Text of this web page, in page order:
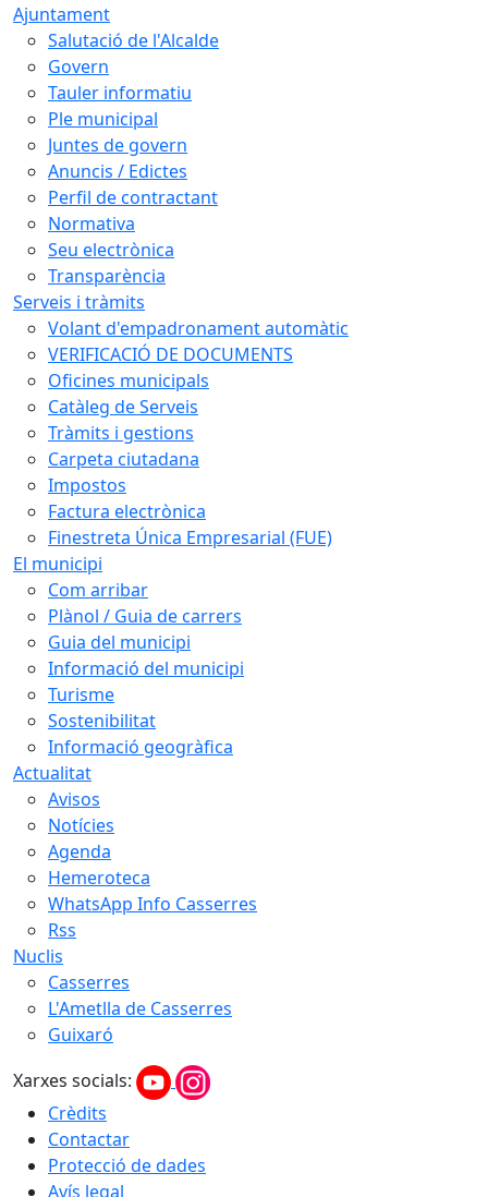
Ajuntament
Salutació de l'Alcalde
Govern
Tauler informatiu
Ple municipal
Juntes de govern
Anuncis / Edictes
Perfil de contractant
Normativa
Seu electrònica
Transparència
Serveis i tràmits
Volant d'empadronament automàtic
VERIFICACIÓ DE DOCUMENTS
Oficines municipals
Catàleg de Serveis
Tràmits i gestions
Carpeta ciutadana
Impostos
Factura electrònica
Finestreta Única Empresarial (FUE)
El municipi
Com arribar
Plànol / Guia de carrers
Guia del municipi
Informació del municipi
Turisme
Sostenibilitat
Informació geogràfica
Actualitat
Avisos
Notícies
Agenda
Hemeroteca
WhatsApp Info Casserres
Rss
Nuclis
Casserres
L'Ametlla de Casserres
Guixaró
Xarxes socials:
Crèdits
Contactar
Protecció de dades
Avís legal